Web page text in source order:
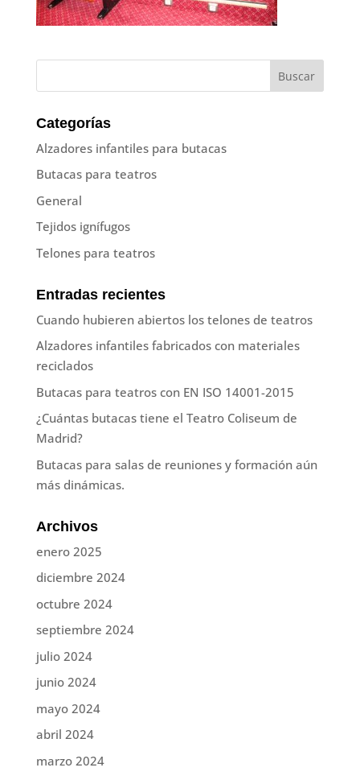
Categorías
Alzadores infantiles para butacas
Butacas para teatros
General
Tejidos ignífugos
Telones para teatros
Entradas recientes
Cuando hubieren abiertos los telones de teatros
Alzadores infantiles fabricados con materiales
reciclados
Butacas para teatros con EN ISO 14001-2015
¿Cuántas butacas tiene el Teatro Coliseum de
Madrid?
Butacas para salas de reuniones y formación aún
más dinámicas.
Archivos
enero 2025
diciembre 2024
octubre 2024
septiembre 2024
julio 2024
junio 2024
mayo 2024
abril 2024
marzo 2024